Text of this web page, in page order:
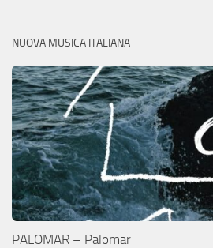
NUOVA MUSICA ITALIANA
PALOMAR – Palomar